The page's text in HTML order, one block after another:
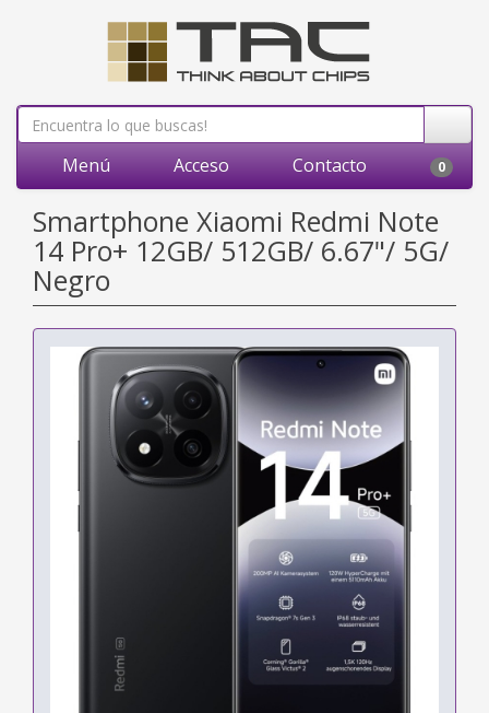
Menú Acceso Contacto 0
Smartphone Xiaomi Redmi Note
14 Pro+ 12GB/ 512GB/ 6.67"/ 5G/
Negro